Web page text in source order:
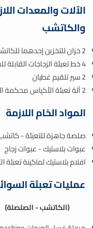
الآلات والمعدات
والكاتشب
2 خزان للتخزين إحدهما للكاتشب و الاخر للصلصة للدخول على خط الإنتاج
4 خط تعبئة الزجاجات القابلة للفتح والغلق 6 نوزل
2 سير تلقيم غطيان
2 آلة تعبئة الأكياس محكمة الغلق 6 نوزل
المواد الخام اللازمة
صلصة جاهزة للتعبئة - كاتشب
عبوات بلاستيك - عبوات زجاج
افلام بلاستيك لماكينة تعبئة
عمليات تعبئة
(الكاتشب - الصلصلة)